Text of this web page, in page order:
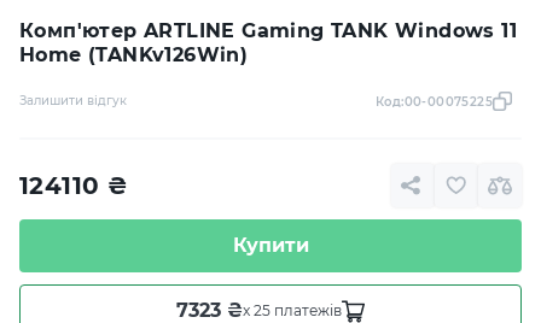
Комп'ютер ARTLINE Gaming TANK Windows 11
Home (TANKv126Win)
Залишити відгук Код:00-00075225
124110 ₴
Купити
7323 ₴x 25 платежів